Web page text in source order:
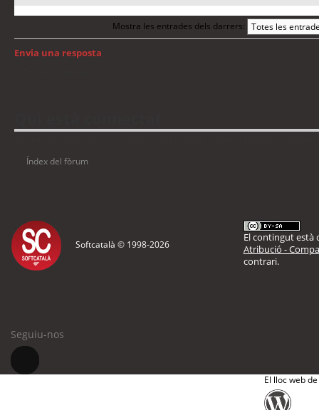
Mostra les entrades dels darrers:
Envia una resposta
Índex del fòrum
Softcatalà © 1998-2026
El contingut està
Atribució -
contrari.
Seguiu-nos
El lloc web